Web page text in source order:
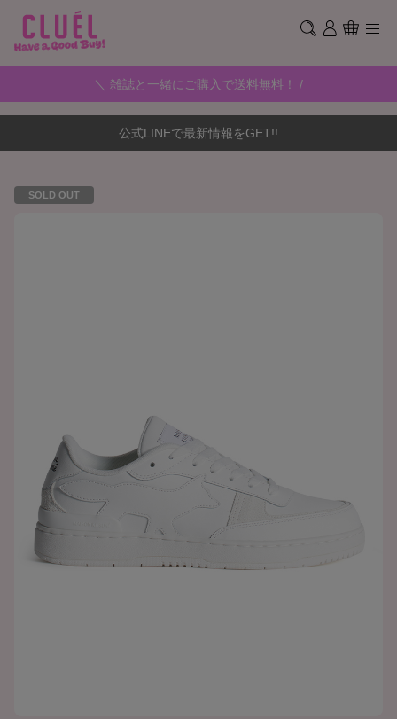
＼ 雑誌と一緒にご購入で送料無料！ /
公式LINEで最新情報をGET!!
SOLD OUT